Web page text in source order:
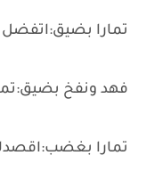
تمارا
فهد ونفخ
تمارا